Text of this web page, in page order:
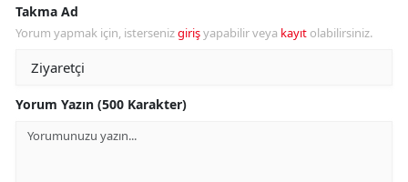
Takma Ad
Yorum yapmak için, istersenizgirişyapabilir veya kayıt olabilirsiniz.
Yorum Yazın (500 Karakter)